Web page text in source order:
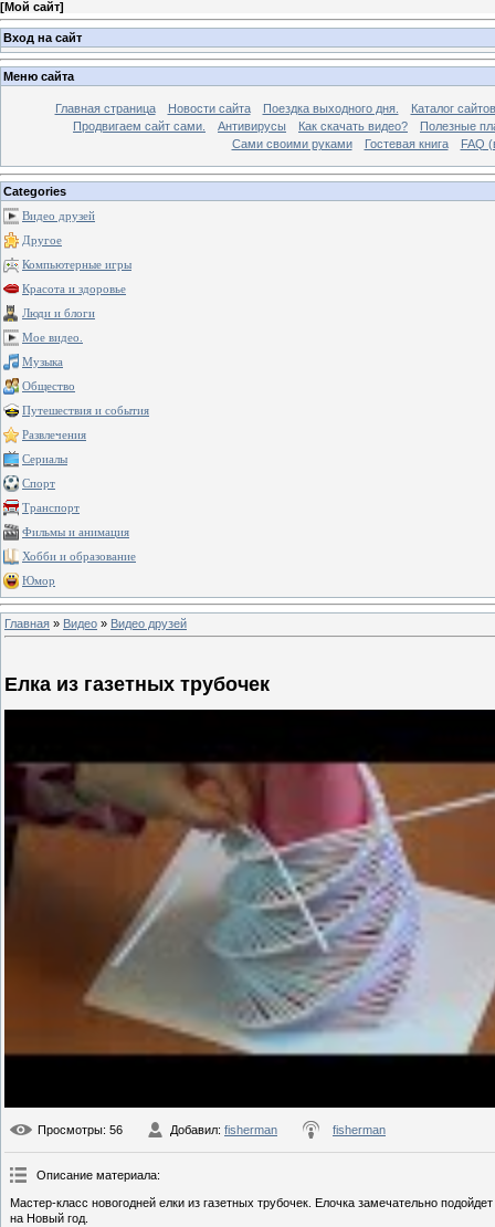
[Мой сайт]
Вход на сайт
Меню сайта
Главная страница Новости сайта Поездка выходного дня.
Каталог сайтов
Продвигаем сайт сами.
Антивирусы Как скачать видео?
Полезные
Сами своими руками
Гостевая книга FAQ
Categories
Видео друзей
Другое
Компьютерные игры
Красота и здоровье
Люди и блоги
Мое видео.
Музыка
Общество
Путешествия и события
Развлечения
Сериалы
Спорт
Транспорт
Фильмы и анимация
Хобби и образование
Юмор
Главная » Видео » Видео друзей
Елка из газетных трубочек
Просмотры: 56 Добавил: fisherman fisherman
Описание материала:
Мастер-класс новогодней елки из газетных трубочек. Елочка замечательно
на Новый год.